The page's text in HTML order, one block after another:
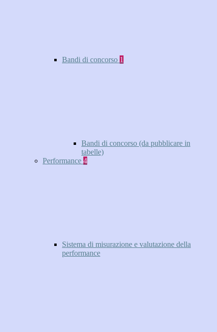
Bandi di concorso 1
Bandi di concorso (da pubblicare in
tabelle)
Performance 4
Sistema di misurazione e valutazione della
performance